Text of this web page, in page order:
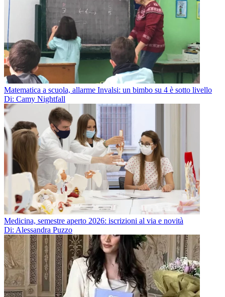
Matematica a scuola, allarme Invalsi: un bimbo su 4 è sotto livello
Di: Camy Nightfall
Medicina, semestre aperto 2026: iscrizioni al via e novità
Di: Alessandra Puzzo